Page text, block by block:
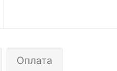
Оплата